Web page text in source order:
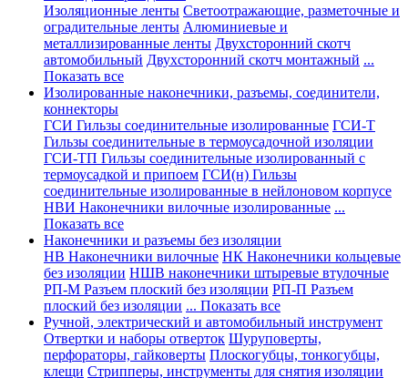
Изоляционные ленты Светоотражающие, разметочные и
оградительные ленты Алюминиевые и
металлизированные ленты Двухсторонний скотч
автомобильный Двухсторонний скотч монтажный ...
Показать все
Изолированные наконечники, разъемы, соединители,
коннекторы
ГСИ Гильзы соединительные изолированные ГСИ-Т
Гильзы соединительные в термоусадочной изоляции
ГСИ-ТП Гильзы соединительные изолированный с
термоусадкой и припоем ГСИ(н) Гильзы
соединительные изолированные в нейлоновом корпусе
НВИ Наконечники вилочные изолированные ...
Показать все
Наконечники и разъемы без изоляции
НВ Наконечники вилочные НК Наконечники кольцевые
без изоляции НШВ наконечники штыревые втулочные
РП-М Разъем плоский без изоляции РП-П Разъем
плоский без изоляции ... Показать все
Ручной, электрический и автомобильный инструмент
Отвертки и наборы отверток Шуруповерты,
перфораторы, гайковерты Плоскогубцы, тонкогубцы,
клещи Стрипперы, инструменты для снятия изоляции